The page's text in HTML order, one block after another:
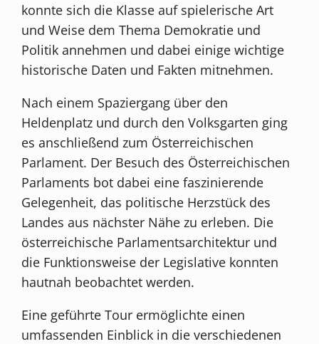
konnte sich die Klasse auf spielerische Art
und Weise dem Thema Demokratie und
Politik annehmen und dabei einige wichtige
historische Daten und Fakten mitnehmen.
Nach einem Spaziergang über den
Heldenplatz und durch den Volksgarten ging
es anschließend zum Österreichischen
Parlament. Der Besuch des Österreichischen
Parlaments bot dabei eine faszinierende
Gelegenheit, das politische Herzstück des
Landes aus nächster Nähe zu erleben. Die
österreichische Parlamentsarchitektur und
die Funktionsweise der Legislative konnten
hautnah beobachtet werden.
Eine geführte Tour ermöglichte einen
umfassenden Einblick in die verschiedenen